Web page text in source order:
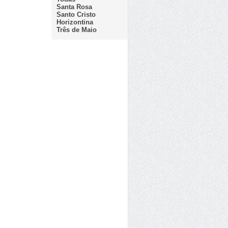
Santa Rosa
Santo Cristo
Horizontina
Três de Maio